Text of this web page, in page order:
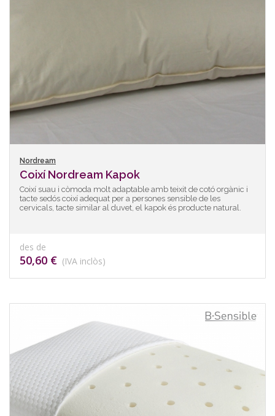
Nordream
Coixí Nordream Kapok
Coixí suau i còmoda molt adaptable amb teixit de cotó orgànic i
tacte sedós coixí adequat per a persones sensible de les
cervicals, tacte similar al duvet, el kapok és producte natural.
des de
50,60 € (IVA inclòs)